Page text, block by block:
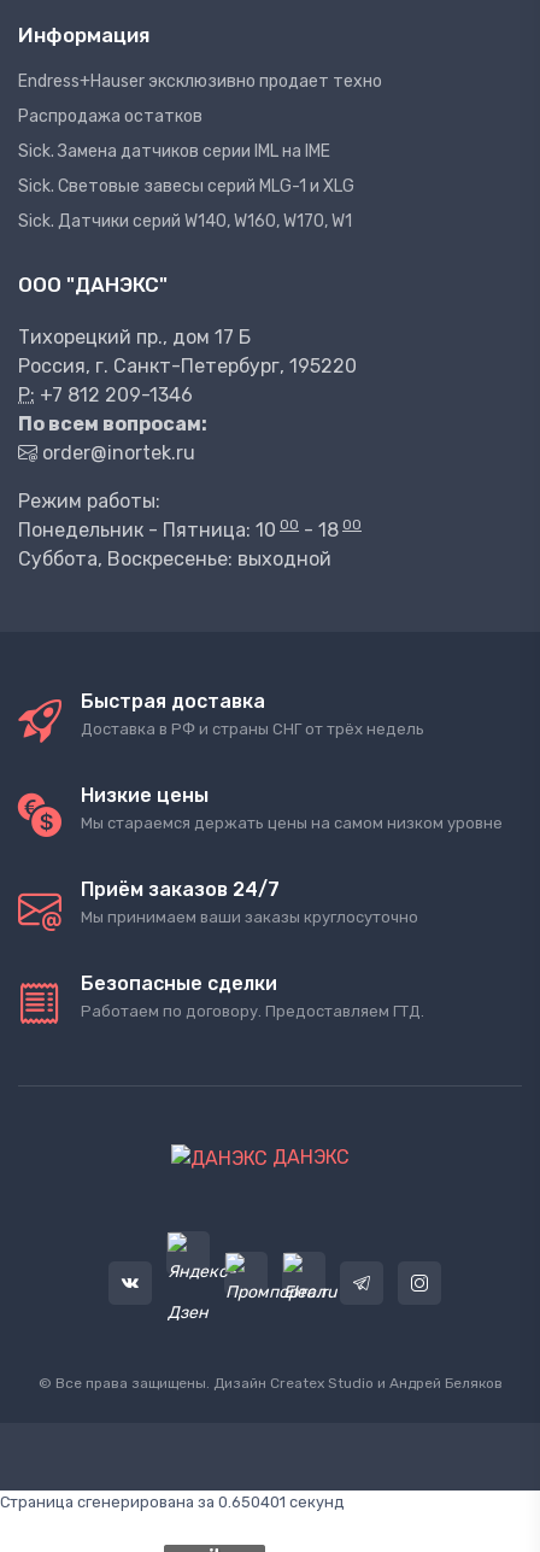
Информация
Endress+Hauser эксклюзивно продает техно
Распродажа остатков
Sick. Замена датчиков серии IML на IME
Sick. Световые завесы серий MLG-1 и XLG
Sick. Датчики серий W140, W160, W170, W1
ООО "ДАНЭКС"
Тихорецкий пр., дом 17 Б
Россия, г. Санкт-Петербург, 195220
P: +7 812 209-1346
По всем вопросам:
order@inortek.ru
Режим работы:
Понедельник - Пятница: 10 00 - 18 00
Суббота, Воскресенье: выходной
Быстрая доставка
Доставка в РФ и страны СНГ от трёх недель
Низкие цены
Мы стараемся держать цены на самом низком уровне
Приём заказов 24/7
Мы принимаем ваши заказы круглосуточно
Безопасные сделки
Работаем по договору. Предоставляем ГТД.
ДАНЭКС
© Все права защищены. Дизайн Createx Studio и Андрей Беляков
Страница сгенерирована за 0.650401 секунд